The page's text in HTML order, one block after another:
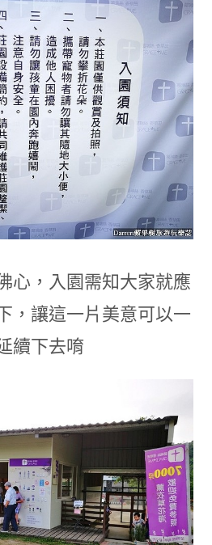
心 ， 入園需知大家就應
， 讓這一片美意可以一
續下去唷